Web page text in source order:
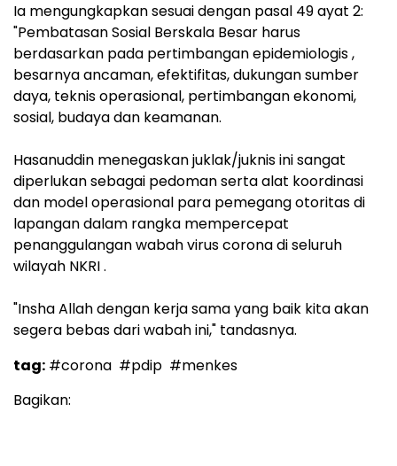
Ia mengungkapkan sesuai dengan pasal 49 ayat 2:
"Pembatasan Sosial Berskala Besar harus
berdasarkan pada pertimbangan epidemiologis ,
besarnya ancaman, efektifitas, dukungan sumber
daya, teknis operasional, pertimbangan ekonomi,
sosial, budaya dan keamanan.
Hasanuddin menegaskan juklak/juknis ini sangat
diperlukan sebagai pedoman serta alat koordinasi
dan model operasional para pemegang otoritas di
lapangan dalam rangka mempercepat
penanggulangan wabah virus corona di seluruh
wilayah NKRI .
"Insha Allah dengan kerja sama yang baik kita akan
segera bebas dari wabah ini," tandasnya.
tag: #corona #pdip #menkes
Bagikan: